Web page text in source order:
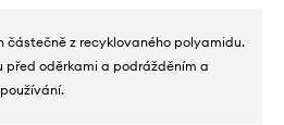
částečně z recyklovaného polyamidu.
před oděrkami a podrážděním a